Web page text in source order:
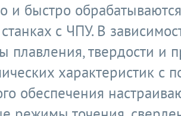
и быстро
с ЧПУ. В
плавления, твердости и
характеристик с
обеспечения